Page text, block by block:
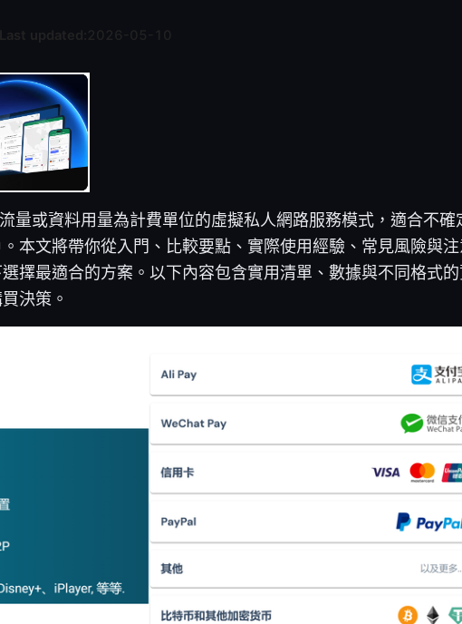
updated:
量或資料用量為計費單位的虛擬私人網路服務模式，適合不確
本文將帶你從入門、比較要點、實際使用經驗、常見風險與
擇最適合的方案。以下內容包含實用清單、數據與不同格式的
決策。